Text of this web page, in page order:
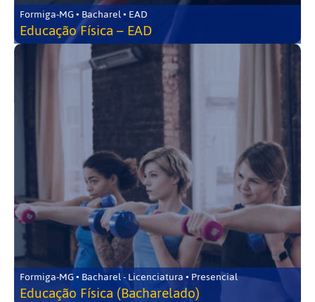
Formiga-MG • Bacharel • EAD
Educação Física – EAD
Formiga-MG • Bacharel - Licenciatura • Presencial
Educação Física (Bacharelado)